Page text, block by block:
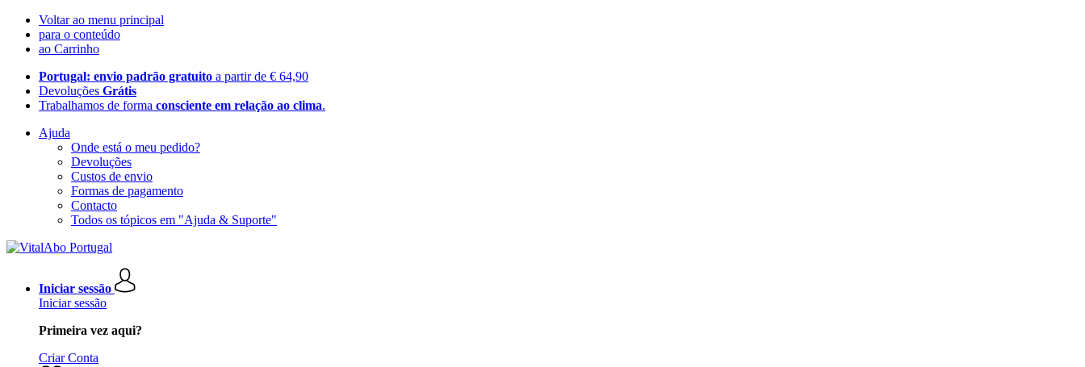
Voltar ao menu principal
para o conteúdo
ao Carrinho
Portugal: envio padrão gratuito a partir de € 64,90
Devoluções Grátis
Trabalhamos de forma consciente em relação ao clima.
Ajuda
Onde está o meu pedido?
Devoluções
Custos de envio
Formas de pagamento
Contacto
Todos os tópicos em "Ajuda & Suporte"
Iniciar sessão
Iniciar sessão
Primeira vez aqui?
Criar Conta